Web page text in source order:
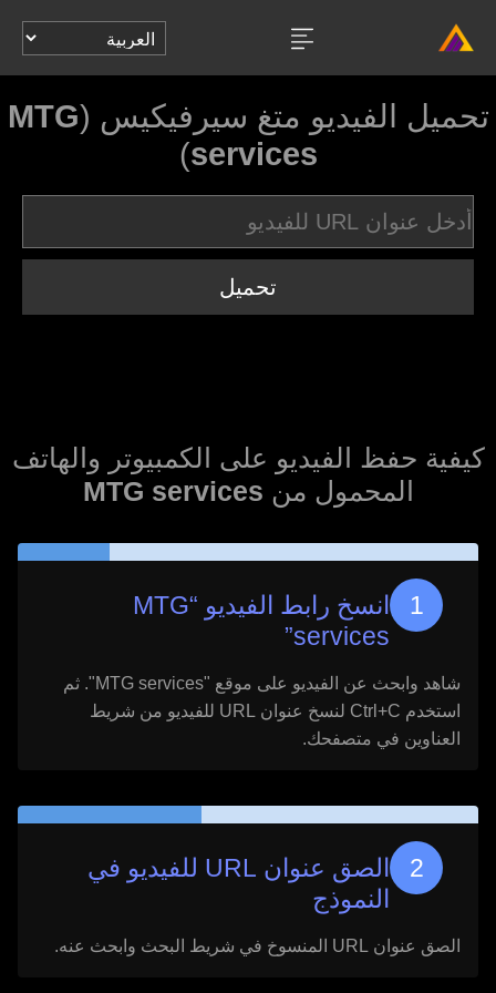
تحميل الفيديو متغ سيرفيكيس (MTG
services
)
تحميل
كيفية حفظ الفيديو على الكمبيوتر والهاتف
المحمول من MTG services
انسخ رابط الفيديو “MTG
services
”
شاهد وابحث عن الفيديو على موقع "MTG services". ثم
استخدم Ctrl+C لنسخ عنوان URL للفيديو من شريط
العناوين في متصفحك.
الصق عنوان URL للفيديو في
النموذج
الصق عنوان URL المنسوخ في شريط البحث وابحث عنه.